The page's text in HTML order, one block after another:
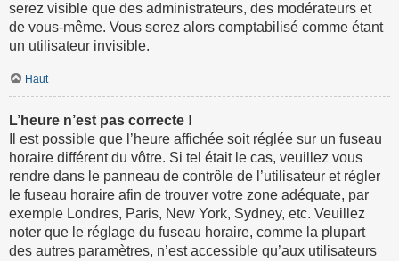
serez visible que des administrateurs, des modérateurs et
de vous-même. Vous serez alors comptabilisé comme étant
un utilisateur invisible.
Haut
L’heure n’est pas correcte !
Il est possible que l’heure affichée soit réglée sur un fuseau
horaire différent du vôtre. Si tel était le cas, veuillez vous
rendre dans le panneau de contrôle de l’utilisateur et régler
le fuseau horaire afin de trouver votre zone adéquate, par
exemple Londres, Paris, New York, Sydney, etc. Veuillez
noter que le réglage du fuseau horaire, comme la plupart
des autres paramètres, n’est accessible qu’aux utilisateurs